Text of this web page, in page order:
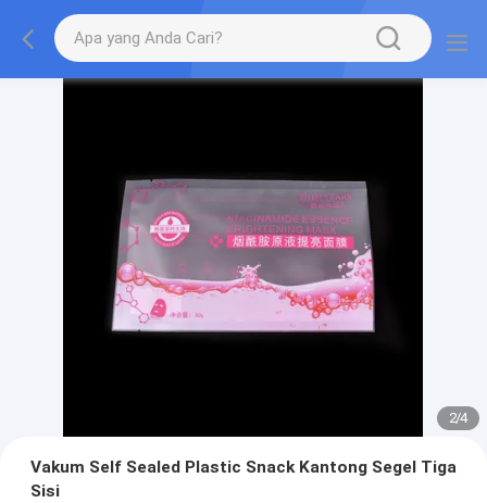
2/4
Vakum Self Sealed Plastic Snack Kantong Segel Tiga
Sisi